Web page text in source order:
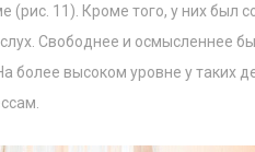
(рис. 11). Кроме того, у них был
Свободнее и осмысленнее
более высоком уровне у таких